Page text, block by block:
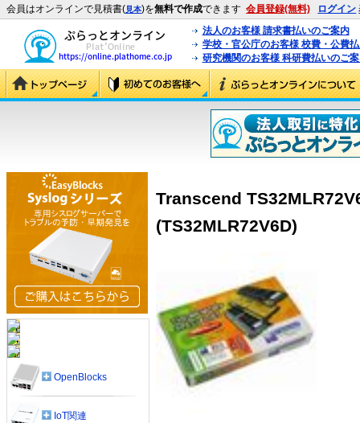
会員はオンラインで見積書(見本)を無料で作成できます 会員登録(無料) ログイン
法人のお客様 請求書払いのご案内
学校・官公庁のお客様 校費・公費
研究機関のお客様 科研費払いのご
Transcend
(TS32MLR72V6D)
OpenBlocks
IoT関連